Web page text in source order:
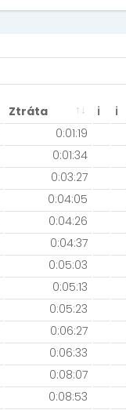
Ztráta ℹ ℹ
0:01:19
0:01:34
0:03:27
0:04:05
0:04:26
0:04:37
0:05:03
0:05:13
0:05:23
0:06:27
0:06:33
0:08:07
0:08:53